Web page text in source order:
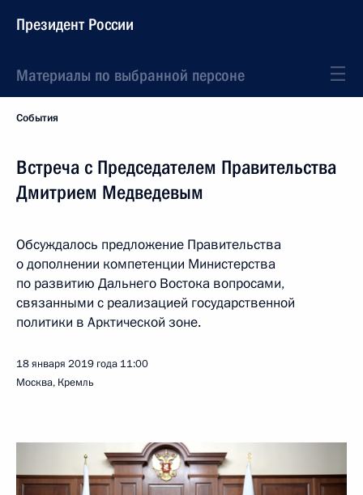
Президент России
Материалы по выбранной персоне
События
Встреча с Председателем Правительства
Дмитрием Медведевым
Обсуждалось предложение Правительства
о дополнении компетенции Министерства
по развитию Дальнего Востока вопросами,
связанными с реализацией государственной
политики в Арктической зоне.
18 января 2019 года 11:00
Москва, Кремль